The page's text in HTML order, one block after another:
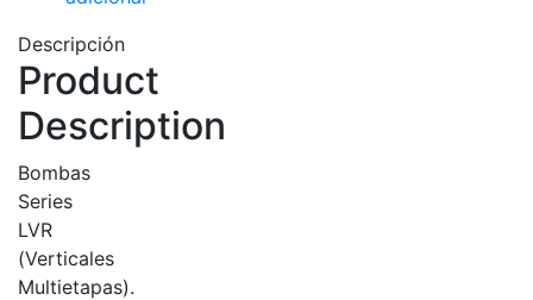
Descripción
Product
Description
Bombas
Series
LVR
(Verticales
Multietapas).